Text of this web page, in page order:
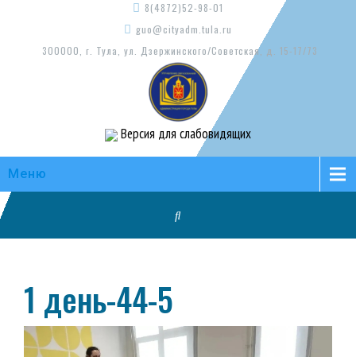
8(4872)52-98-01
guo@cityadm.tula.ru
300000, г. Тула, ул. Дзержинского/Советская, д. 15-17/73
Версия для слабовидящих
Меню
1 день-44-5